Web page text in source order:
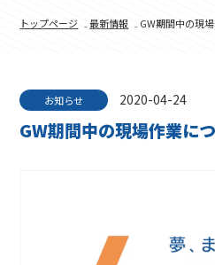
トップページ ₋最新情報 ₋ GW期間中の現
お知らせ 2020-04-24
GW期間中の現場作業に